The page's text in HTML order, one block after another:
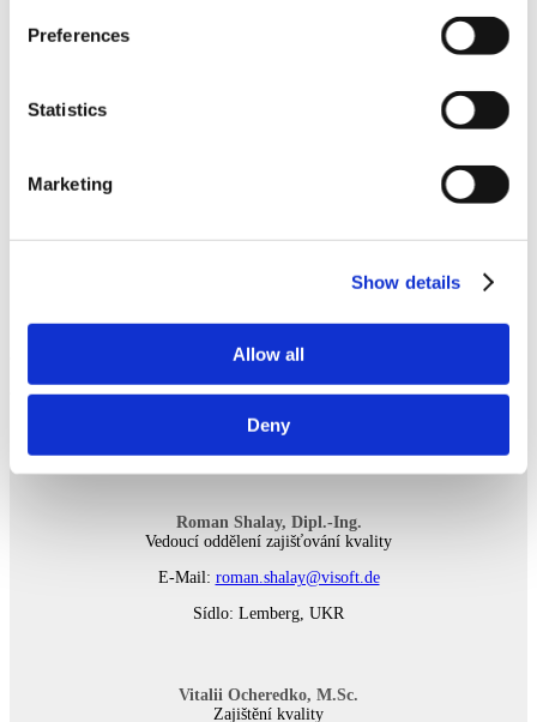
Preferences
Statistics
Marketing
Show details
Allow all
Deny
ZAJIŠTĚNÍ
KVALITY
Roman Shalay, Dipl.-Ing.
Vedoucí oddělení zajišťování kvality
E-Mail: roman.shalay@visoft.de
Sídlo: Lemberg, UKR
Vitalii Ocheredko, M.Sc.
Zajištění kvality